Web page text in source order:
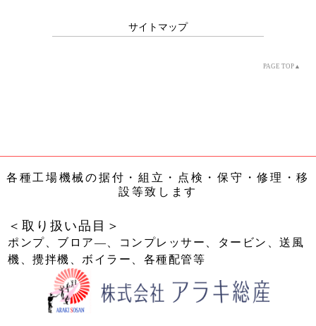
サイトマップ
PAGE TOP▲
各種工場機械の据付・組立・点検・保守・修理・移
設等致します
＜取り扱い品目＞
ポンプ、ブロア―、コンプレッサー、タービン、送風
機、攪拌機、ボイラー、各種配管等